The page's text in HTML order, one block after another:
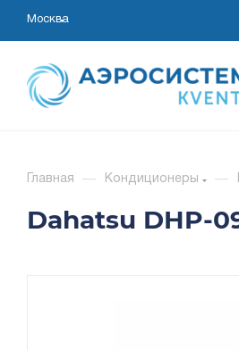
Москва
Главная — Кондиционеры —
Dahatsu DHP-